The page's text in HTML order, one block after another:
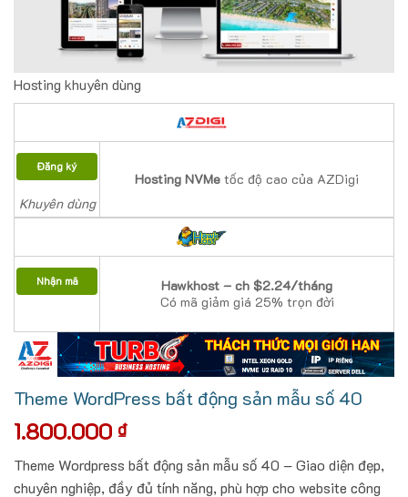
Hosting khuyên dùng
Đăng ký
Khuyên dùng
Hosting NVMe tốc độ cao của AZDigi
Nhận mã
Hawkhost – ch $2.24/tháng
Có mã giảm giá 25% trọn đời
Theme WordPress bất động sản mẫu số 40
1.800.000 ₫
Theme Wordpress bất động sản mẫu số 40 – Giao diện đẹp,
chuyên nghiệp, đầy đủ tính năng, phù hợp cho website công